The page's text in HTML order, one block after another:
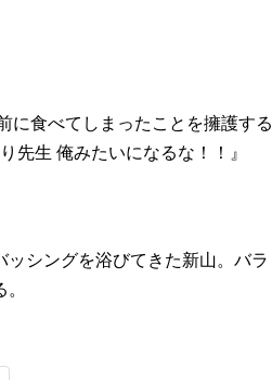
に食べてしまったことを擁護する
先生 俺みたいになるな！！』
シングを浴びてきた新山。バラ